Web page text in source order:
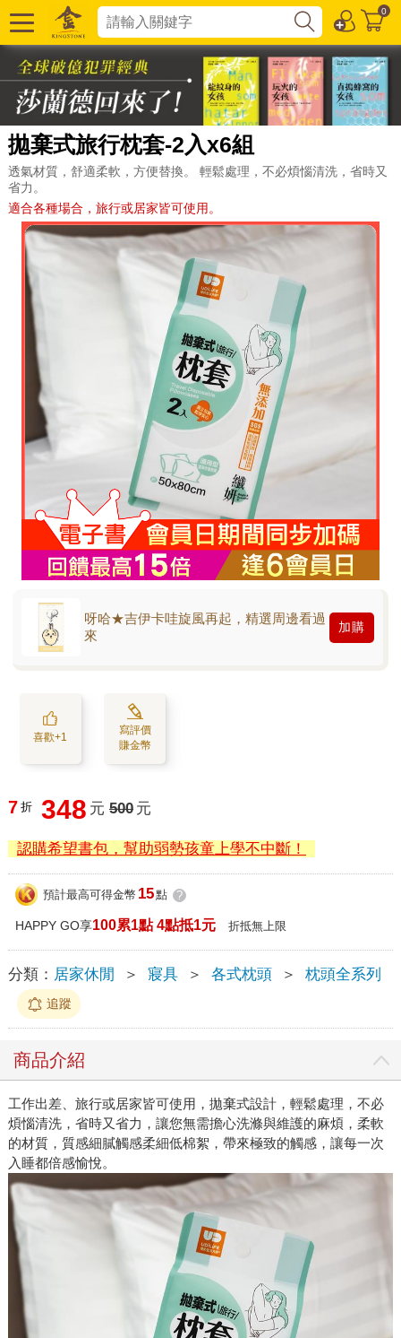
0
拋棄式旅行枕套-2入x6組
透氣材質，舒適柔軟，方便替換。 輕鬆處理，不必煩惱清洗，省時又
省力。
適合各種場合，旅行或居家皆可使用。
呀哈★吉伊卡哇旋風再起，精選周邊看過
來
加購
喜歡+1
寫評價
賺金幣
7 折 348 元 500 元
認購希望書包，幫助弱勢孩童上學不中斷！
預計最高可得金幣 15點 ?
HAPPY GO享100累1點 4點抵1元 折抵無上限
分類： 居家休閒 ＞ 寢具 ＞ 各式枕頭 ＞ 枕頭全系列
追蹤
商品介紹
工作出差、旅行或居家皆可使用，拋棄式設計，輕鬆處理，不必
煩惱清洗，省時又省力，讓您無需擔心洗滌與維護的麻煩，柔軟
的材質，質感細膩觸感柔細低棉絮，帶來極致的觸感，讓每一次
入睡都倍感愉悅。